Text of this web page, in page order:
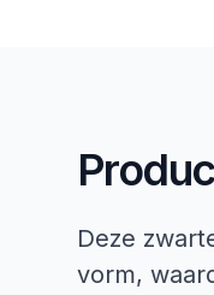
Deze
vorm,